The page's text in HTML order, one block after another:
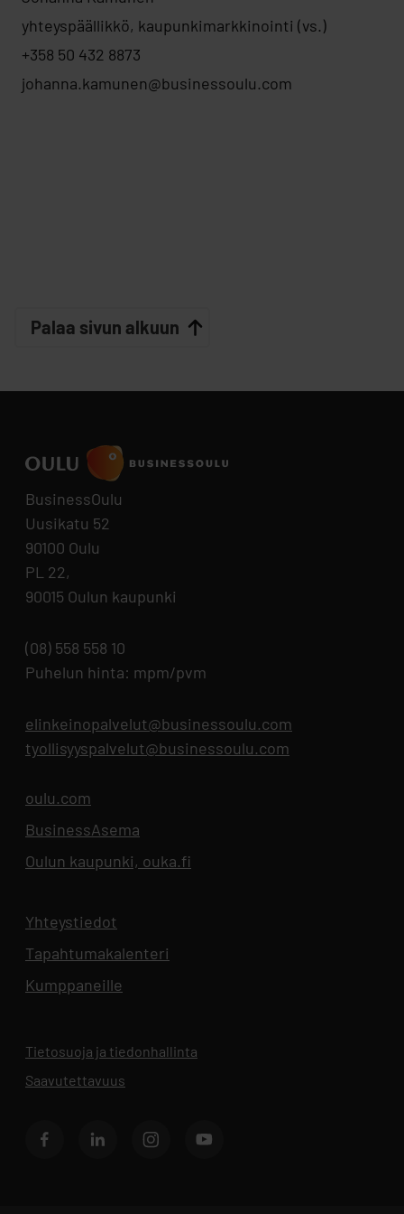
yhteyspäällikkö, kaupunkimarkkinointi (vs.)
+358 50 432 8873
johanna.kamunen@businessoulu.com
Palaa sivun alkuun
BusinessOulu
Uusikatu 52
90100 Oulu
PL 22,
90015 Oulun kaupunki
(08) 558 558 10
Puhelun hinta: mpm/pvm
elinkeinopalvelut@businessoulu.com
tyollisyyspalvelut@businessoulu.com
oulu.com
BusinessAsema
Oulun kaupunki, ouka.fi
Yhteystiedot
Tapahtumakalenteri
Kumppaneille
Tietosuoja ja tiedonhallinta
Saavutettavuus
FacebookLinkedIn InstagramYoutube